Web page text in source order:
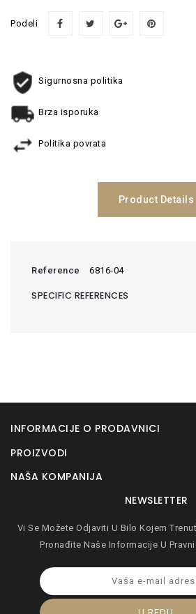
Podeli
Sigurnosna politika
Brza isporuka
Politika povrata
Product Details
Reference 6816-04
SPECIFIC REFERENCES
INFORMACIJE O PRODAVNICI
PROIZVODI
NAŠA KOMPANIJA
NEWSLETTER
Vi Se Možete Odjaviti U Bilo Kojem
Pronađite Naše Informacije U